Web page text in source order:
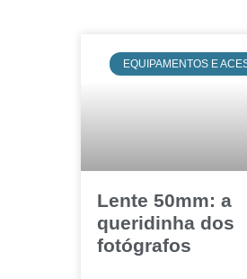
EQUIPAMENTOS E
Lente 50mm: a
queridinha dos
fotógrafos